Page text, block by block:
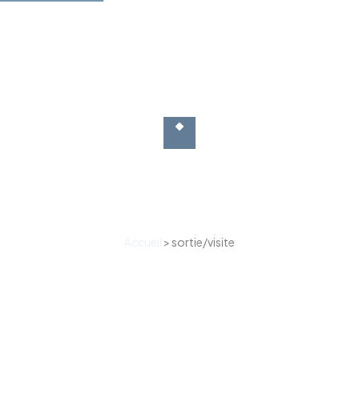
>sortie/visite